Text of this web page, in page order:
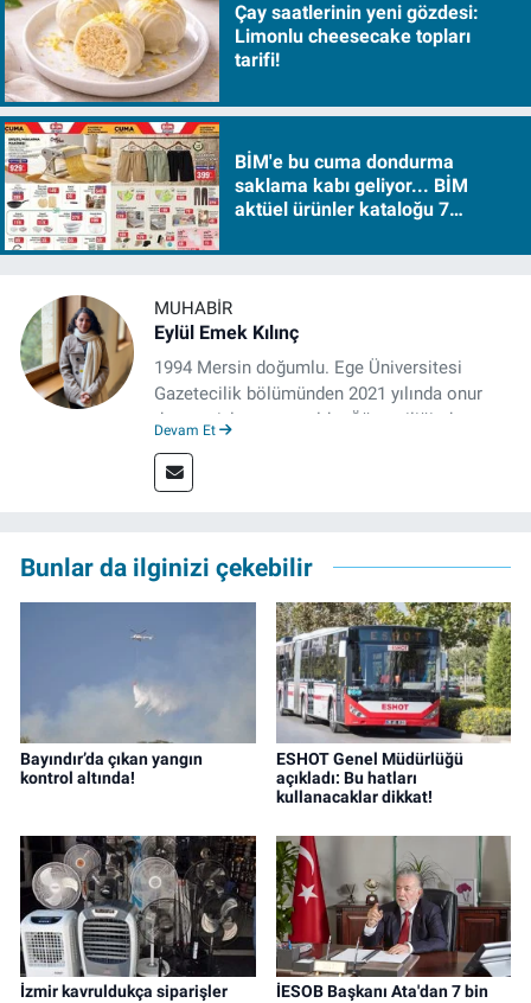
Çay saatlerinin yeni gözdesi:
Limonlu cheesecake topları
tarifi!
BİM'e bu cuma dondurma
saklama kabı geliyor... BİM
aktüel ürünler kataloğu 7
MUHABIR
Eylül Emek Kılınç
1994 Mersin doğumlu. Ege Üniversitesi
Gazetecilik bölümünden 2021 yılında onur
derecesiyle mezun oldu. Öğrenciliğinde
deneyimin dışında kapatılana kadar Artı TV
ve TELE1 TV Ankara bürolarında editör ve
Devam Et
Bunlar da ilginizi çekebilir
Bayındır’da çıkan yangın
kontrol altında!
ESHOT Genel Müdürlüğü
açıkladı: Bu hatları
kullanacaklar dikkat!
İzmir kavruldukça siparişler
İESOB Başkanı Ata'dan 7 bin